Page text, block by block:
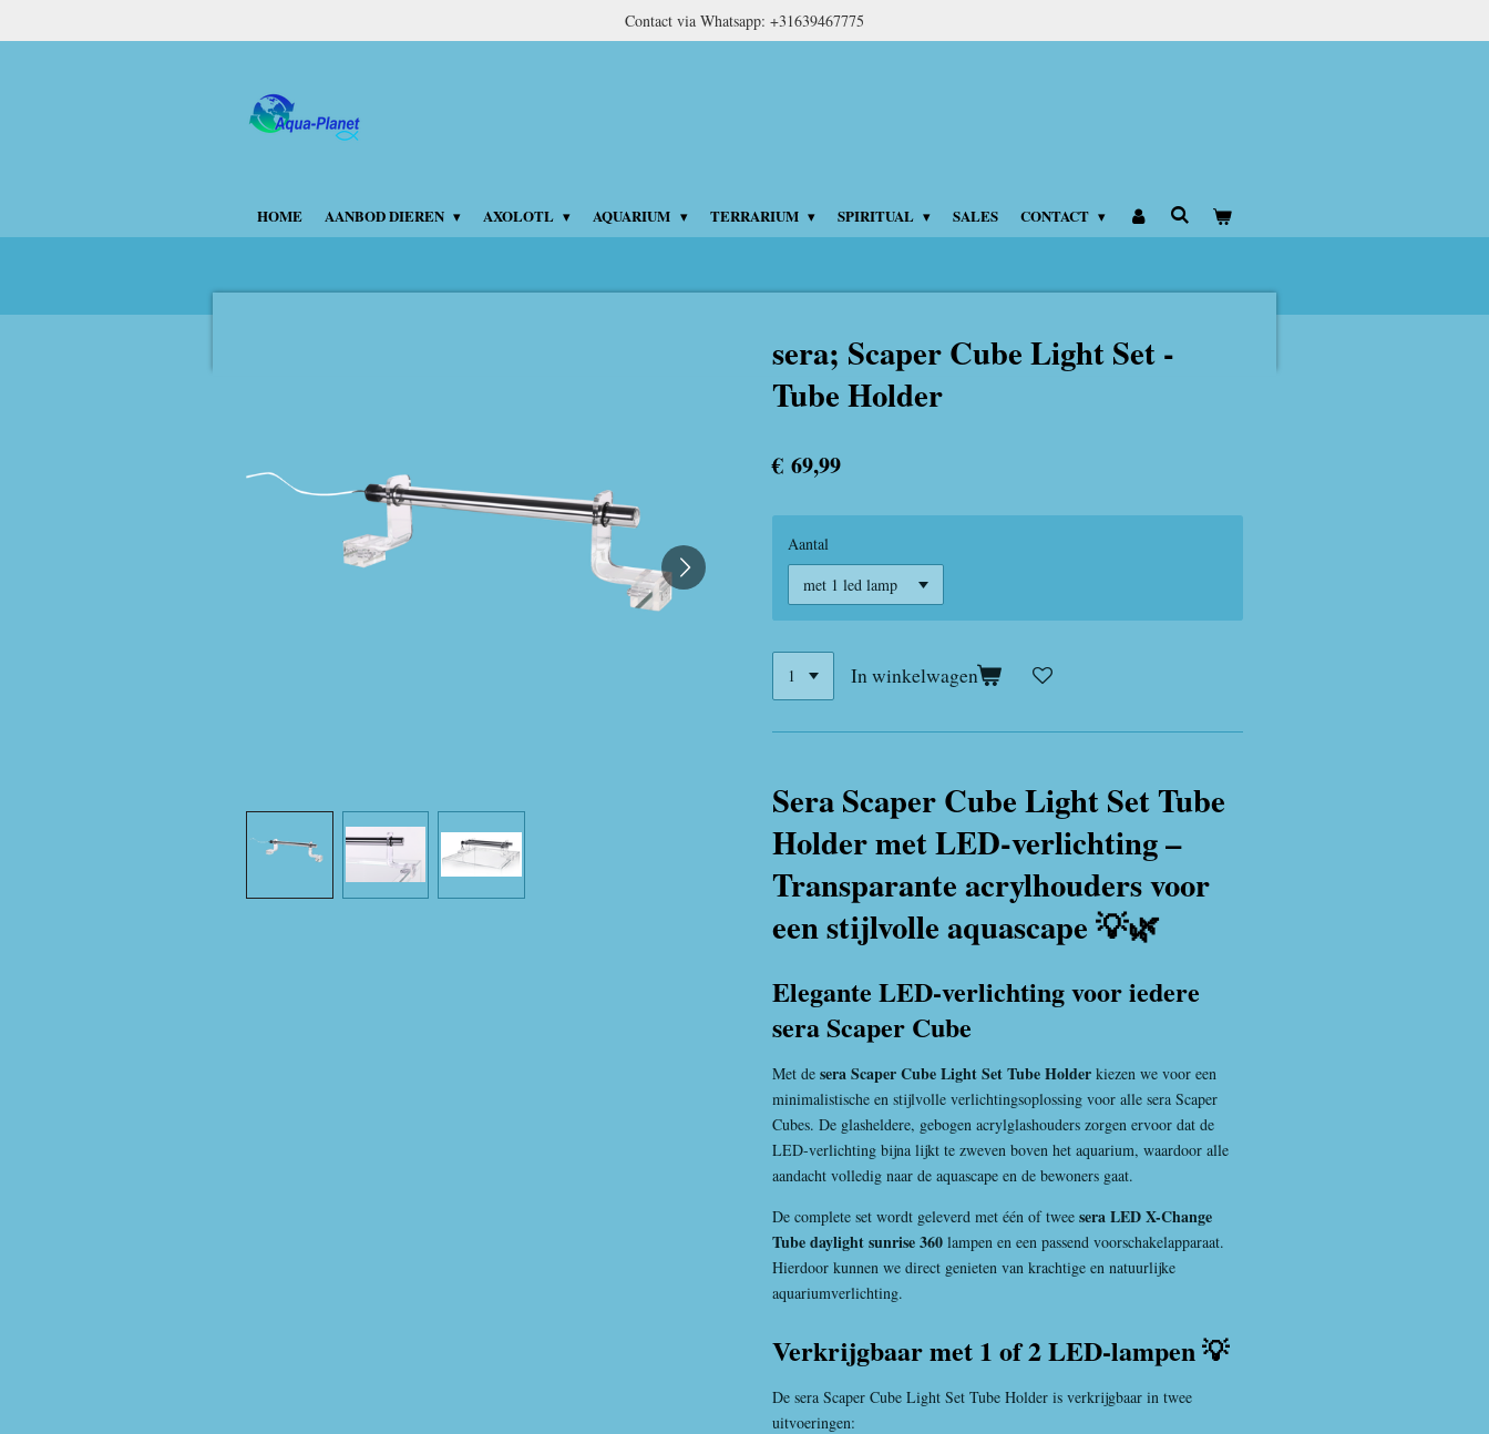
Contact via Whatsapp: +31639467775
HOME AANBOD DIEREN AXOLOTL AQUARIUM TERRARIUM SPIRITUAL SALES CONTACT
sera; Scaper Cube Light Set -
Tube Holder
€ 69,99
Aantal
In winkelwagen
Sera Scaper Cube Light Set Tube
Holder met LED-verlichting –
Transparante acrylhouders voor
een stijlvolle aquascape 💡🌿
Elegante LED-verlichting voor iedere
sera Scaper Cube
Met de sera Scaper Cube Light Set Tube Holder kiezen we voor een
minimalistische en stijlvolle verlichtingsoplossing voor alle sera Scaper
Cubes. De glasheldere, gebogen acrylglashouders zorgen ervoor dat de
LED-verlichting bijna lijkt te zweven boven het aquarium, waardoor alle
aandacht volledig naar de aquascape en de bewoners gaat.
De complete set wordt geleverd met één of twee sera LED X-Change
Tube daylight sunrise 360 lampen en een passend voorschakelapparaat.
Hierdoor kunnen we direct genieten van krachtige en natuurlijke
aquariumverlichting.
Verkrijgbaar met 1 of 2 LED-lampen 💡
De sera Scaper Cube Light Set Tube Holder is verkrijgbaar in twee
uitvoeringen: